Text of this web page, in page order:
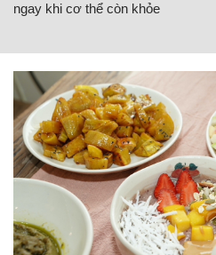
ngay khi cơ thể còn khỏe